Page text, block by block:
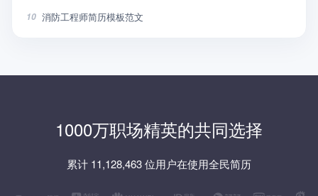
10 消防工程师简历模板范文
1000万职场精英的共同选择
累计 11,128,463 位用户在使用全民简历